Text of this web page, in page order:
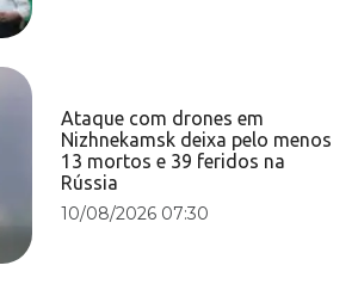
Ataque com drones em
Nizhnekamsk deixa pelo menos
13 mortos e 39 feridos na
Rússia
10/08/2026 07:30